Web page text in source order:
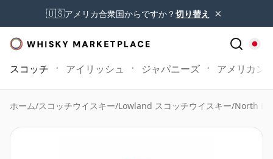
🇺🇸アメリカ合衆国からですか？切り替え ×
スコッチ アイリッシュ ジャパニーズ アメリカン
ホーム/スコッチウイスキー/Lowland スコッチウイスキー/North